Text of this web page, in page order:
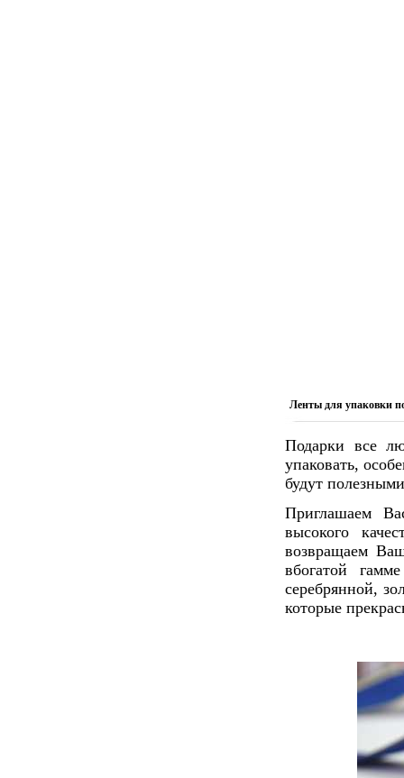
Ленты для упаковки
Подарки все
упаковать,
будут
Приглашаем
высокого
возвращаем
вбогатой
серебрянной,
которые